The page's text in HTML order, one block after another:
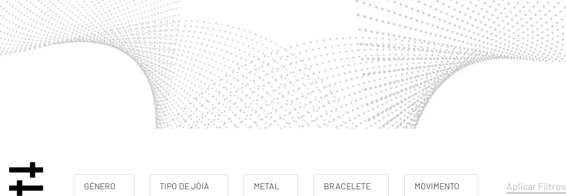
GÉNERO TIPO DE JÓIA METAL BRACELETE MOVIMENTO Aplicar Filtros